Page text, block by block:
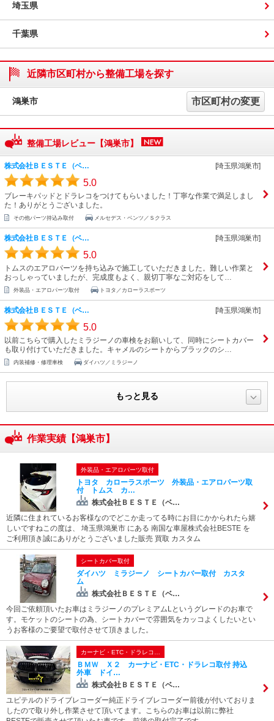
埼玉県
千葉県
近隣市区町村から整備工場を探す
鴻巣市 市区町村の変更
整備工場レビュー【鴻巣市】
株式会社ＢＥＳＴＥ（ベ… [埼玉県鴻巣市]
5.0
ブレーキパッドとドラレコをつけてもらいました！丁寧な作業で満足しまし
た！ありがとうございました。
その他パーツ持込み取付 メルセデス・ベンツ／Ｓクラス
株式会社ＢＥＳＴＥ（ベ… [埼玉県鴻巣市]
5.0
トムスのエアロパーツを持ち込みで施工していただきました。難しい作業と
おっしゃっていましたが、完成度もよく、親切丁寧なご対応をして…
外装品・エアロパーツ取付 トヨタ／カローラスポーツ
株式会社ＢＥＳＴＥ（ベ… [埼玉県鴻巣市]
5.0
以前こちらで購入したミラジーノの車検をお願いして、同時にシートカバー
も取り付けていただきました。キャメルのシートからブラックのシ…
内装補修・修理車検 ダイハツ／ミラジーノ
もっと見る
作業実績【鴻巣市】
外装品・エアロパーツ取付
トヨタ カローラスポーツ 外装品・エアロパーツ取
付 トムス カ…
株式会社ＢＥＳＴＥ（ベ…
近隣に住まれているお客様なのでどこか走ってる時にお目にかかられたら嬉
しいですねこの度は、 埼玉県鴻巣市 にある 南国な車屋株式会社BESTE を
ご利用頂き誠にありがとうございました販売 買取 カスタム
シートカバー取付
ダイハツ ミラジーノ シートカバー取付 カスタ
ム
株式会社ＢＥＳＴＥ（ベ…
今回ご依頼頂いたお車はミラジーノのプレミアムLというグレードのお車で
す。モケットのシートの為、シートカバーで雰囲気をカッコよくしたいとい
うお客様のご要望で取付させて頂きました。
カーナビ・ETC・ドラレコ…
ＢＭＷ Ｘ２ カーナビ・ETC・ドラレコ取付 持込
外車 ドイ…
株式会社ＢＥＳＴＥ（ベ…
ユピテルのドライブレコーダー純正ドライブレコーダー前後が付いておりま
したので取り外し作業させて頂いてます。こちらのお車は以前に弊社